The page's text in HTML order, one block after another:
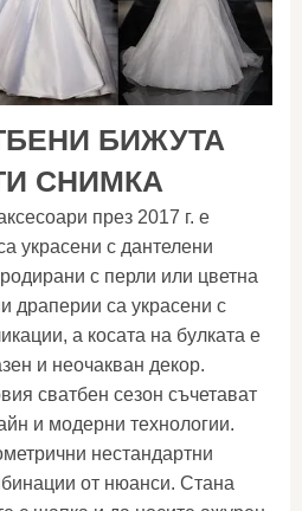
БИЖУТА
СНИМКА
през 2017 г. е
украсени с дантелени
с перли или цветна
драперии са украсени с
а косата на булката е
и неочакван декор.
сватбен сезон съчетават
и модерни технологии.
нестандартни
от нюанси. Стана